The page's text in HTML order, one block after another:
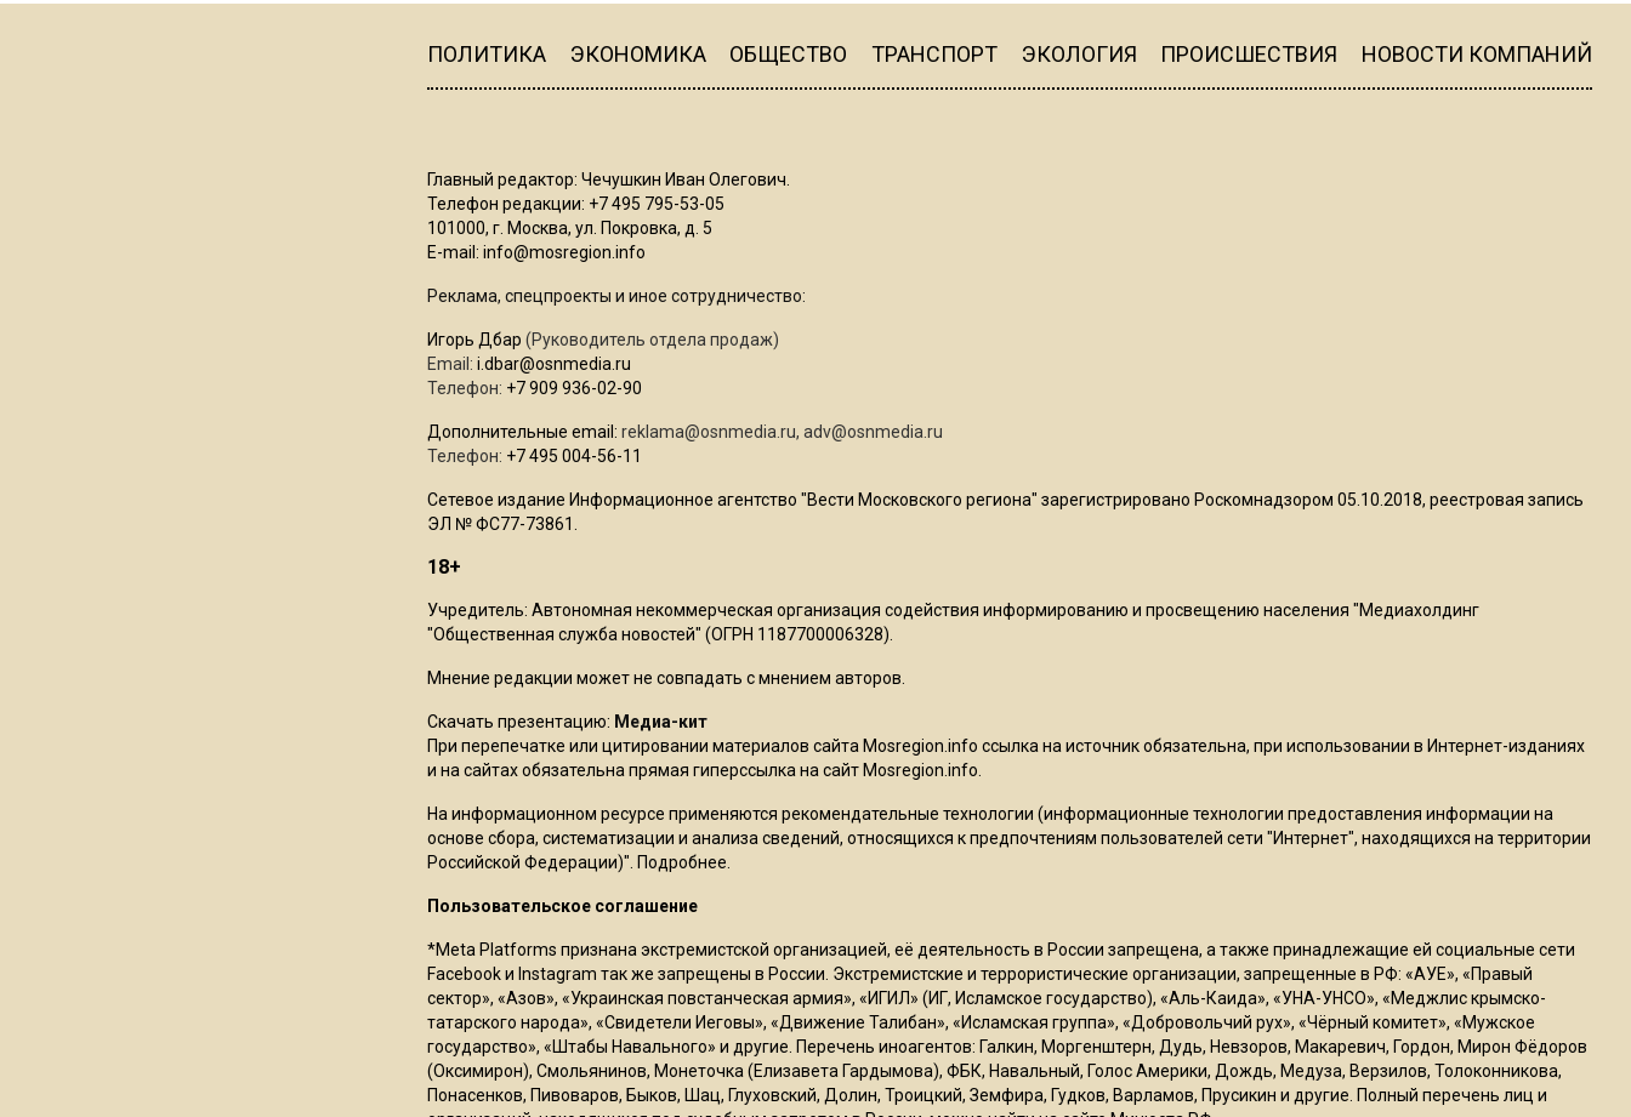
ограничат движение на
Опубликовано видео с
В Подмосковье прекратили
20:56
Сотрудники хлебозавода в
Балашихе массово
увольняются из-за жары в
цехах
ПОЛИТИКА ЭКОНОМИКА ОБЩЕСТВО ТРАНСПОРТ ЭКОЛОГИЯ ПРОИСШЕСТВИЯ НОВОСТИ КОМПАНИЙ
Главный редактор: Чечушкин Иван Олегович.
Телефон редакции: +7 495 795-53-05
101000, г. Москва, ул. Покровка, д. 5
E-mail: info@mosregion.info
Реклама, спецпроекты и иное сотрудничество:
Игорь Дбар (Руководитель отдела продаж)
Email: i.dbar@osnmedia.ru
Телефон: +7 909 936-02-90
Дополнительные email: reklama@osnmedia.ru, adv@osnmedia.ru
Телефон: +7 495 004-56-11
Сетевое издание Информационное агентство "Вести Московского региона" зарегистрировано Роскомнадзором 05.10.2018, реестровая запись
ЭЛ № ФС77-73861.
18+
Учредитель: Автономная некоммерческая организация содействия информированию и просвещению населения "Медиахолдинг
"Общественная служба новостей" (ОГРН 1187700006328).
Мнение редакции может не совпадать с мнением авторов.
Скачать презентацию: Медиа-кит
При перепечатке или цитировании материалов сайта Mosregion.info ссылка на источник обязательна, при использовании в Интернет-изданиях
и на сайтах обязательна прямая гиперссылка на сайт Mosregion.info.
На информационном ресурсе применяются рекомендательные технологии (информационные технологии предоставления информации на
основе сбора, систематизации и анализа сведений, относящихся к предпочтениям пользователей сети "Интернет", находящихся на территории
Российской Федерации)". Подробнее
Пользовательское соглашение
*Meta Platforms признана экстремистской организацией, её деятельность в России запрещена, а также принадлежащие ей социальные сети
Facebook и Instagram так же запрещены в России. Экстремистские и террористические организации, запрещенные в РФ: «АУЕ», «Правый
сектор», «Азов», «Украинская повстанческая армия», «ИГИЛ» (ИГ, Исламское государство), «Аль-Каида», «УНА-УНСО», «Меджлис крымско-
татарского народа», «Свидетели Иеговы», «Движение Талибан», «Исламская группа», «Добровольчий рух», «Чёрный комитет», «Мужское
государство», «Штабы Навального» и другие. Перечень иноагентов: Галкин, Моргенштерн, Дудь, Невзоров, Макаревич, Гордон, Мирон Фёдоров
(Оксимирон), Смольянинов, Монеточка (Елизавета Гардымова), ФБК, Навальный, Голос Америки, Дождь, Медуза, Верзилов, Толоконникова,
Понасенков, Пивоваров, Быков, Шац, Глуховский, Долин, Троицкий, Земфира, Гудков, Варламов, Прусикин и другие. Полный перечень лиц и